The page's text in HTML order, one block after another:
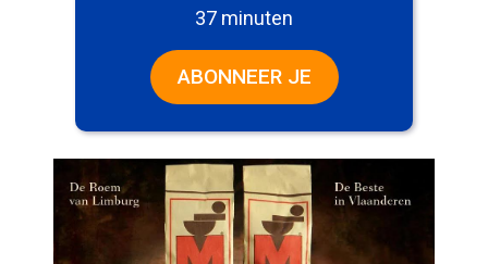
37 minuten
ABONNEER JE